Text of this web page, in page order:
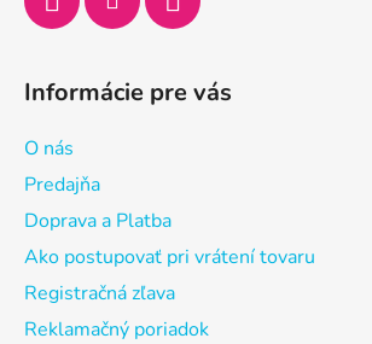
Informácie pre vás
O nás
Predajňa
Doprava a Platba
Ako postupovať pri vrátení tovaru
Registračná zľava
Reklamačný poriadok